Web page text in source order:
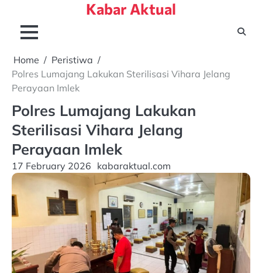
content
Kabar Aktual
Home
Peristiwa
Polres Lumajang Lakukan Sterilisasi Vihara Jelang
Perayaan Imlek
Polres Lumajang Lakukan
Sterilisasi Vihara Jelang
Perayaan Imlek
17 February 2026 kabaraktual.com